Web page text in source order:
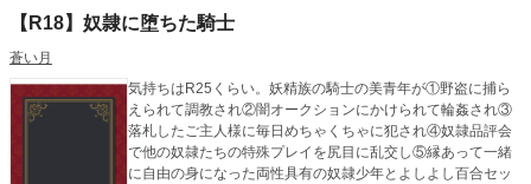
【R18】奴隷に堕ちた騎士
蒼い月
気持ちはR25くらい。妖精族の騎士の美青年が①野盗に捕ら
えられて調教され②闇オークションにかけられて輪姦され③
落札したご主人様に毎日めちゃくちゃに犯され④奴隷品評会
で他の奴隷たちの特殊プレイを尻目に乱交し⑤縁あって一緒
に自由の身になった両性具有の奴隷少年とよしよし百合セッ